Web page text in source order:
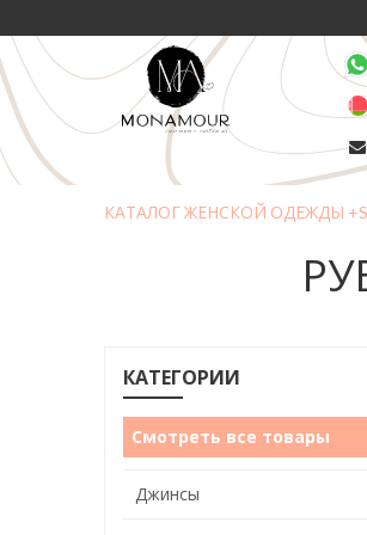
КАТАЛОГ ЖЕНСКОЙ ОДЕЖДЫ
КАТЕГОРИИ
Смотреть все товары
Джинсы